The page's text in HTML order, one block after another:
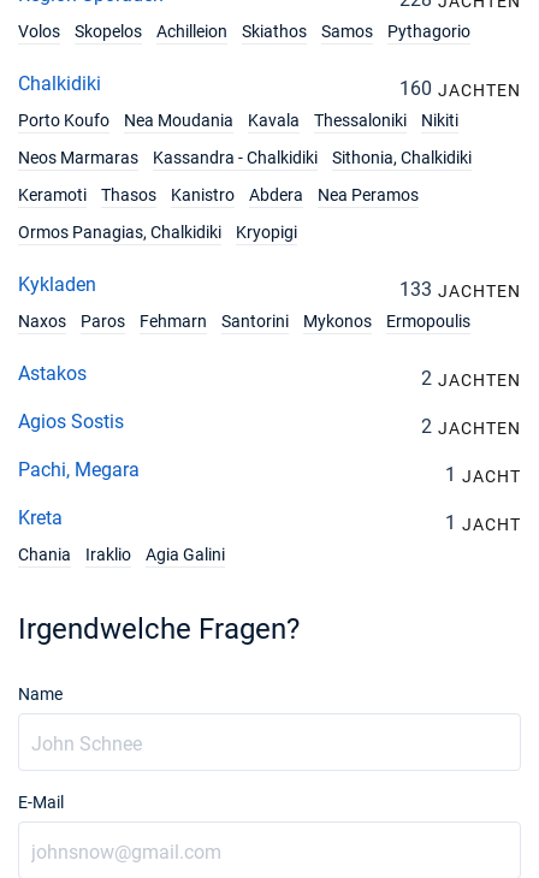
Volos
Skopelos Achilleion Skiathos Samos Pythagorio
Chalkidiki 160 JACHTEN
Porto Koufo
Nea Moudania Kavala Thessaloniki
Nikiti
Neos Marmaras
Kassandra - Chalkidiki
Sithonia, Chalkidiki
Keramoti
Thasos Kanistro Abdera
Nea Peramos
Ormos Panagias, Chalkidiki
Kryopigi
Kykladen 133 JACHTEN
Naxos
Paros Fehmarn Santorini Mykonos Ermopoulis
Astakos 2 JACHTEN
Agios Sostis 2 JACHTEN
Pachi, Megara 1 JACHT
Kreta 1 JACHT
Chania
Iraklio Agia Galini
Irgendwelche Fragen?
Name
E-Mail